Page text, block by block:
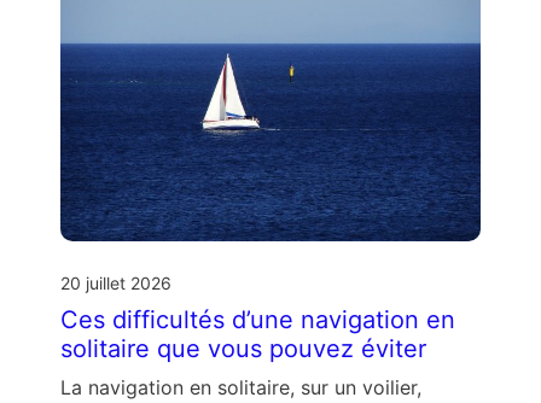
20 juillet 2026
Ces difficultés d’une navigation en
solitaire que vous pouvez éviter
La navigation en solitaire, sur un voilier,